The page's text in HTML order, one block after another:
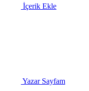
İçerik Ekle
Yazar Sayfam